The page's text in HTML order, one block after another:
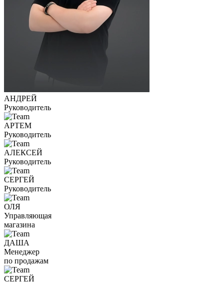
АНДРЕЙ
Руководитель
АРТЕМ
Руководитель
АЛЕКСЕЙ
Руководитель
СЕРГЕЙ
Руководитель
ОЛЯ
Управляющая
магазина
ДАША
Менеджер
по продажам
СЕРГЕЙ